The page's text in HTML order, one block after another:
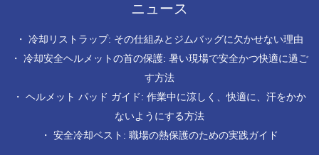
ニュース
・ 冷却リストラップ: その仕組みとジムバッグに欠かせない理由
・ 冷却安全ヘルメットの首の保護: 暑い現場で安全かつ快適に過ご
す方法
・ ヘルメット パッド ガイド: 作業中に涼しく、快適に、汗をかか
ないようにする方法
・ 安全冷却ベスト: 職場の熱保護のための実践ガイド